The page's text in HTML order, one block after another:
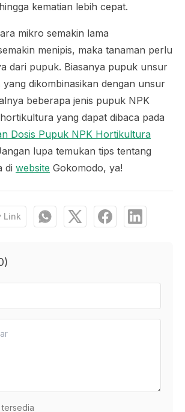
kematian lebih cepat.
mikro semakin lama
menipis, maka tanaman perlu
dari pupuk. Biasanya pupuk unsur
dikombinasikan dengan unsur
beberapa jenis pupuk NPK
yang dapat dibaca pada
Dosis Pupuk NPK Hortikultura
lupa temukan tips tentang
di website Gokomodo, ya!
Link
)